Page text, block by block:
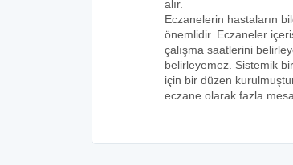
alır.
Eczanelerin hastaların
önemlidir. Eczaneler
çalışma saatlerini
belirleyemez. Sistemik
için bir düzen
eczane olarak fazla